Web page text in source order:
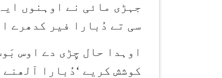
جہڑی مائی نے اوہنوں
سی تے دُبارا فیر کدھرے
اوہدا حال چِڑی دے اوس
کوشش کریے ‘دُبارا